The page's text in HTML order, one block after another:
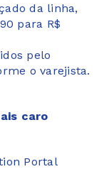
da linha,
para R$
pelo
o varejista.
caro
Portal